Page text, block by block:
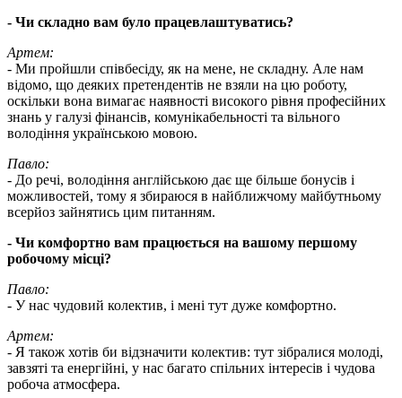
- Чи складно вам було працевлаштуватись?
Артем:
- Ми пройшли співбесіду, як на мене, не складну. Але нам
відомо, що деяких претендентів не взяли на цю роботу,
оскільки вона вимагає наявності високого рівня професійних
знань у галузі фінансів, комунікабельності та вільного
володіння українською мовою.
Павло:
- До речі, володіння англійською дає ще більше бонусів і
можливостей, тому я збираюся в найближчому майбутньому
всерйоз зайнятись цим питанням.
- Чи комфортно вам працюється на вашому першому
робочому місці?
Павло:
- У нас чудовий колектив, і мені тут дуже комфортно.
Артем:
- Я також хотів би відзначити колектив: тут зібралися молоді,
завзяті та енергійні, у нас багато спільних інтересів і чудова
робоча атмосфера.